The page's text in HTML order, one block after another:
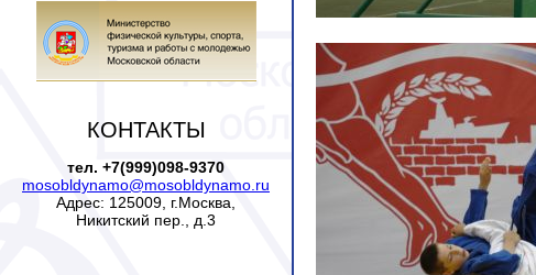
КОНТАКТЫ
тел. +7(999)098-9370
mosobldynamo@mosobldynamo.ru
Адрес: 125009, г.Москва,
Никитский пер., д.3